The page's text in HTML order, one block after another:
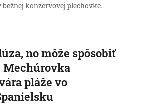
konzervovej plechovke.
no môže spôsobiť
Mechúrovka
pláže vo